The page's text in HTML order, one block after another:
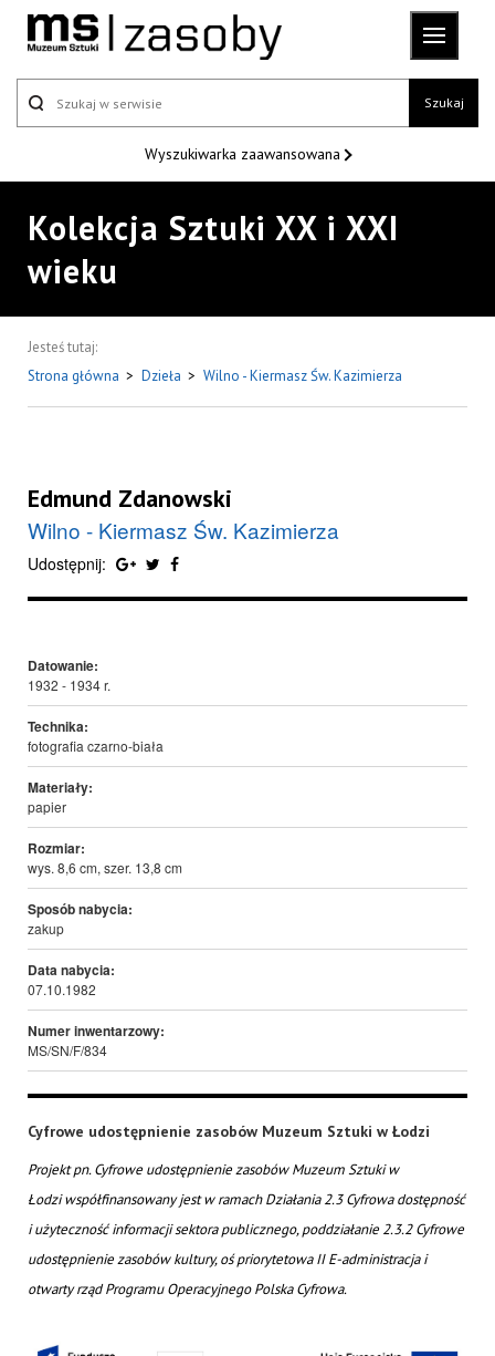
Szukaj
Wyszukiwarka zaawansowana
Kolekcja Sztuki XX i XXI
wieku
Jesteś tutaj:
Strona główna > Dzieła > Wilno - Kiermasz Św. Kazimierza
Edmund Zdanowski
Wilno - Kiermasz Św. Kazimierza
Udostępnij:
Datowanie:
1932 - 1934 r.
Technika:
fotografia czarno-biała
Materiały:
papier
Rozmiar:
wys. 8,6 cm, szer. 13,8 cm
Sposób nabycia:
zakup
Data nabycia:
07.10.1982
Numer inwentarzowy:
MS/SN/F/834
Cyfrowe udostępnienie zasobów Muzeum Sztuki w Łodzi
Projekt pn. Cyfrowe udostępnienie zasobów Muzeum Sztuki w
Łodzi współfinansowany jest w ramach Działania 2.3 Cyfrowa dostępność
i użyteczność informacji sektora publicznego, poddziałanie 2.3.2 Cyfrowe
udostępnienie zasobów kultury, oś priorytetowa II E-administracja i
otwarty rząd Programu Operacyjnego Polska Cyfrowa.